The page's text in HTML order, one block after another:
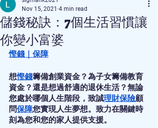
儲錢秘訣：7個生活習慣讓
你變小富婆
Nov 15, 2021 4 min read
慳錢 ｜ 保障
想慳錢籌備創業資金？為子女籌備教育
資金？還是想過舒適的退休生活？無論
您處於哪個人生階段，致誠理財保險顧
問保障您實現人生夢想。致力在關鍵時
刻為您和您的家人提供支援。